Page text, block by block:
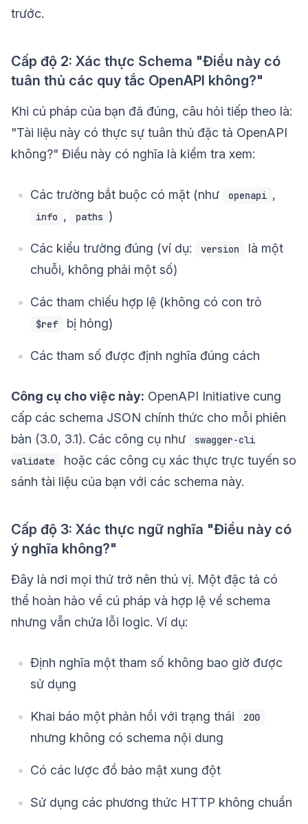
trước.
Cấp độ 2: Xác thực Schema "Điều này có
tuân thủ các quy tắc OpenAPI không?"
Khi cú pháp của bạn đã đúng, câu hỏi tiếp theo là:
"Tài liệu này có thực sự tuân thủ đặc tả OpenAPI
không?" Điều này có nghĩa là kiểm tra xem:
Các trường bắt buộc có mặt (như openapi ,
info , paths )
Các kiểu trường đúng (ví dụ: version
là một
chuỗi, không phải một số)
Các tham chiếu hợp lệ (không có con trỏ
$ref bị hỏng)
Các tham số được định nghĩa đúng cách
Công cụ cho việc này: OpenAPI Initiative cung
cấp các schema JSON chính thức cho mỗi phiên
bản (3.0, 3.1). Các công cụ như
swagger-cli
validate
hoặc các công cụ xác thực trực tuyến so
sánh tài liệu của bạn với các schema này.
Cấp độ 3: Xác thực ngữ nghĩa "Điều này có
ý nghĩa không?"
Đây là nơi mọi thứ trở nên thú vị. Một đặc tả có
thể hoàn hảo về cú pháp và hợp lệ về schema
nhưng vẫn chứa lỗi logic. Ví dụ:
Định nghĩa một tham số không bao giờ được
sử dụng
Khai báo một phản hồi với trạng thái 200
nhưng không có schema nội dung
Có các lược đồ bảo mật xung đột
Sử dụng các phương thức HTTP không chuẩn